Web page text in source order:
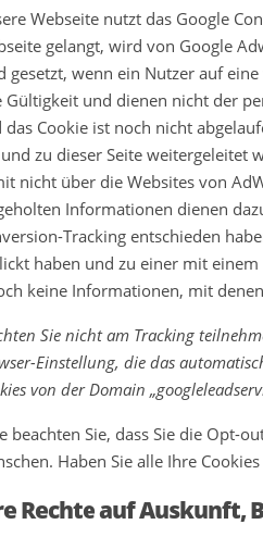
Webseite nutzt das Google
gelangt, wird von Google
gesetzt, wenn ein Nutzer auf
Gültigkeit und dienen nicht der
das Cookie ist noch nicht
zu dieser Seite weitergeleitet
nicht über die Websites von
Informationen dienen
Tracking entschieden
haben und zu einer mit
keine Informationen, mit
Sie nicht am Tracking
Einstellung, die das
von der Domain
beachten Sie, dass Sie die Opt-
Haben Sie alle Ihre
Rechte auf Auskunft,